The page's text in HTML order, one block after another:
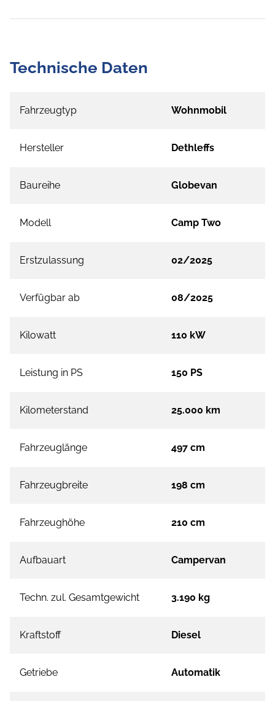
Technische Daten
Fahrzeugtyp Wohnmobil
Hersteller Dethleffs
Baureihe Globevan
Modell Camp Two
Erstzulassung 02/2025
Verfügbar ab 08/2025
Kilowatt 110 kW
Leistung in PS 150 PS
Kilometerstand 25.000 km
Fahrzeuglänge 497 cm
Fahrzeugbreite 198 cm
Fahrzeughöhe 210 cm
Aufbauart Campervan
Techn. zul. Gesamtgewicht 3.190 kg
Kraftstoff Diesel
Getriebe Automatik